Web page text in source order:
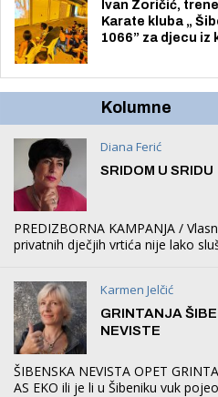
Ivan Zoričić,
Karate kluba „
1066” za djecu iz
organizirao dječje
Kolumne
Diana Ferić
SRIDOM U SRIDU
PREDIZBORNA KAMPANJA /
privatnih dječjih vrtića nije lako
što oni rade u Šibeniku ne postoji
Karmen Jelčić
GRINTANJA
NEVISTE
ŠIBENSKA NEVISTA OPET
AS EKO ili je li u Šibeniku vuk pojeo